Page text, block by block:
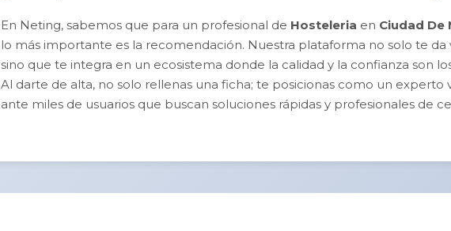
En Neting, sabemos que para un profesional de Hosteleria en Ciudad De
lo más importante es la recomendación. Nuestra plataforma no solo te da
sino que te integra en un ecosistema donde la calidad y la confianza son
Al darte de alta, no solo rellenas una ficha; te posicionas como un experto
ante miles de usuarios que buscan soluciones rápidas y profesionales de